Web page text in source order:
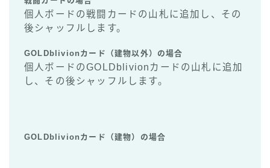
個人ボードの戦闘カードの山札に追加し、その
後シャッフルします。
GOLDblivionカード（建物以外）の場合
個人ボードのGOLDblivionカードの山札に追加
し、その後シャッフルします。
GOLDblivionカード（建物）の場合